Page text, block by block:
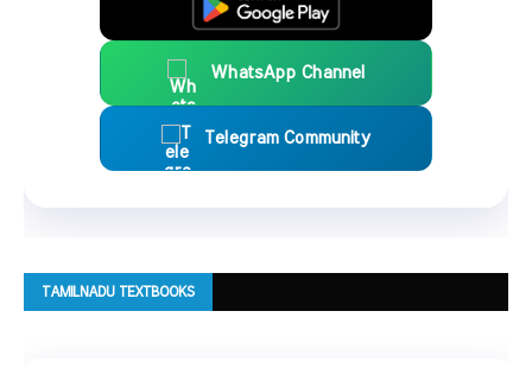
WhatsApp Channel
Telegram Community
TAMILNADU TEXTBOOKS